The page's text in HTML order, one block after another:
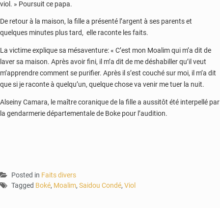
viol. » Poursuit ce papa.
De retour à la maison, la fille a présenté l’argent à ses parents et
quelques minutes plus tard, elle raconte les faits.
La victime explique sa mésaventure: « C’est mon Moalim qui m’a dit de
laver sa maison. Après avoir fini, il m’a dit de me déshabiller qu’il veut
m’apprendre comment se purifier. Après il s’est couché sur moi, il m’a dit
que si je raconte à quelqu’un, quelque chose va venir me tuer la nuit.
Alseiny Camara, le maître coranique de la fille a aussitôt été interpellé par
la gendarmerie départementale de Boke pour l’audition.
Posted in Faits divers
Tagged Boké, Moalim, Saidou Condé, Viol